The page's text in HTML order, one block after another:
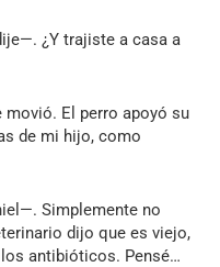
¿Y trajiste a casa a
movió. El perro apoyó su
de mi hijo, como
Simplemente no
dijo que es viejo,
antibióticos. Pensé…